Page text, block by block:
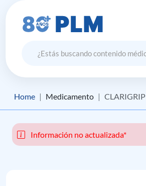
Home Medicamento CLARIGRIP
Información no actualizada*